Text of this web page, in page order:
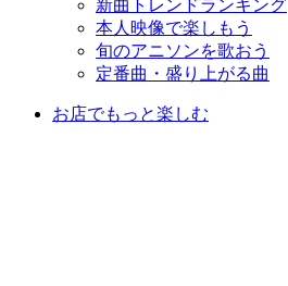
新曲トレンドランキング
本人映像で楽しもう
旬のアニソンを歌おう
定番曲・盛り上がる曲
お店でもっと楽しむ